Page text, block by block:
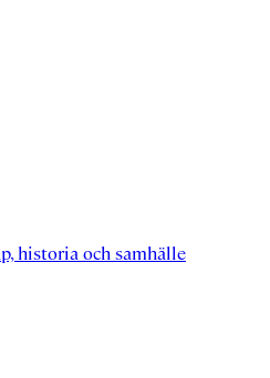
historia och samhälle